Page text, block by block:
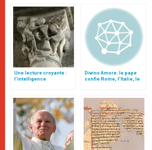
Une lecture croyante :
l’intelligence
Divino Amore: le pape
confie Rome, l’Italie, le
complète)